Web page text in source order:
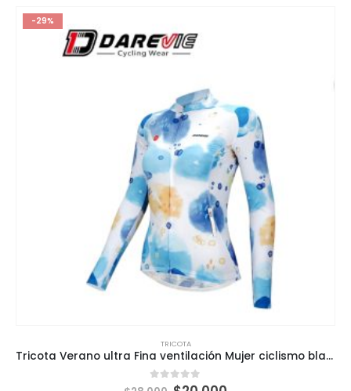
-29%
TRICOTA
Tricota Verano ultra Fina ventilación Mujer ciclismo blanca Darevie
0out of 5